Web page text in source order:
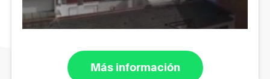
Más información